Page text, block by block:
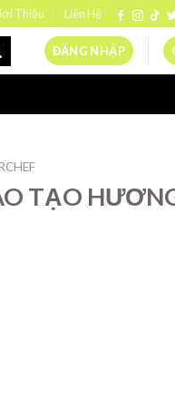
Thiệu Liên Hệ
ĐĂNG NHẬP
TẠO